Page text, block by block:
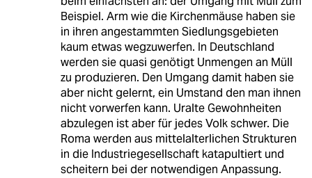
Beispiel. Arm wie die Kirchenmäuse haben sie
in ihren angestammten Siedlungsgebieten
kaum etwas wegzuwerfen. In Deutschland
werden sie quasi genötigt Unmengen an Müll
zu produzieren. Den Umgang damit haben sie
aber nicht gelernt, ein Umstand den man ihnen
nicht vorwerfen kann. Uralte Gewohnheiten
abzulegen ist aber für jedes Volk schwer. Die
Roma werden aus mittelalterlichen Strukturen
in die Industriegesellschaft katapultiert und
scheitern bei der notwendigen Anpassung.